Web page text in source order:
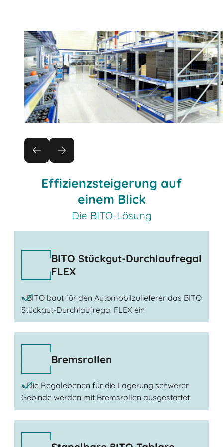
Effizienzsteigerung auf
einem Blick
Die BITO-Lösung
BITO Stückgut-Durchlaufregal
FLEX
» BITO baut für den Automobilzulieferer das BITO
Stückgut-Durchlaufregal FLEX ein
Bremsrollen
» Die Regalebenen für die Lagerung schwerer
Gebinde werden mit Bremsrollen ausgestattet